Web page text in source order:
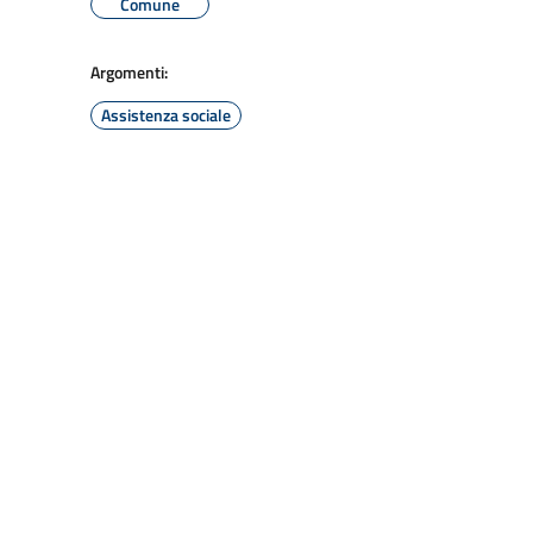
Argomenti:
Assistenza sociale